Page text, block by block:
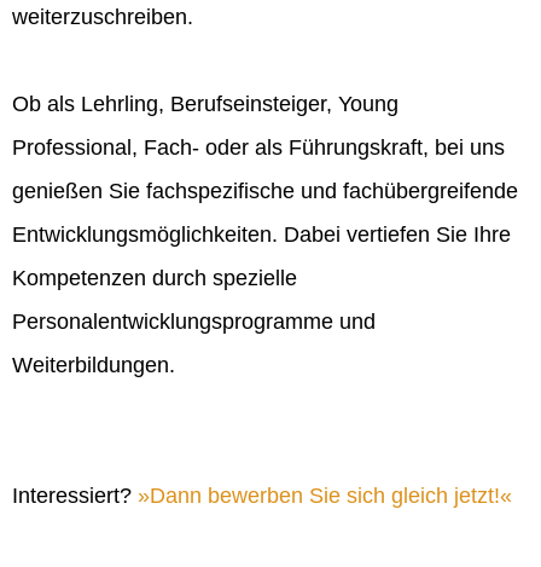
weiterzuschreiben.
Ob als Lehrling, Berufseinsteiger, Young
Professional, Fach- oder als Führungskraft, bei uns
genießen Sie fachspezifische und fachübergreifende
Entwicklungsmöglichkeiten. Dabei vertiefen Sie Ihre
Kompetenzen durch spezielle
Personalentwicklungsprogramme und
Weiterbildungen.
Interessiert? Dann bewerben Sie sich gleich jetzt!